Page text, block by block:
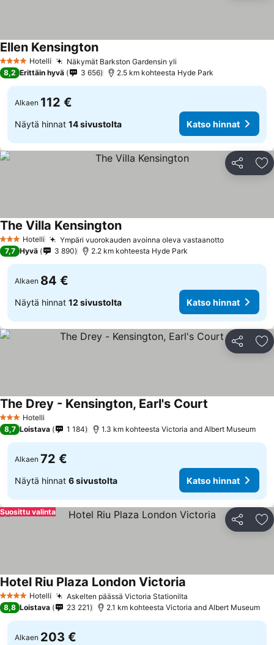
4 Tähtiluokitus
Hotelli Näkymät Barkston Gardensin yli
Ellen KensingtonKatso hinnat
8,2 Erittäin hyvä 3 656 2.5 km kohteesta Hyde Park
Alkaen 112 €
Näytä hinnat 14 sivustolta Katso hinnat
Jaa
3 Tähtiluokitus
Hotelli Ympäri vuorokauden avoinna oleva vastaanottoKatso
The Villa KensingtonKatso hinnat
7,7 Hyvä 3 890 2.2 km kohteesta Hyde Park
Alkaen 84 €
Näytä hinnat 12 sivustolta Katso hinnat
Jaa
3 Tähtiluokitus
Hotelli
The Drey - Kensington, Earl's Court
8,7 Loistava 1 184 1.3 km kohteesta Victoria and Albert Museum
Alkaen 72 €
Näytä hinnat 6 sivustolta Katso hinnat
Jaa
Suosittu valinta
4 Tähtiluokitus
Hotelli Askelten päässä Victoria Stationilta
Hotel Riu Plaza London Victoria
8,8 Loistava 23 221 2.1 km kohteesta Victoria and Albert Museum
Alkaen 203 €